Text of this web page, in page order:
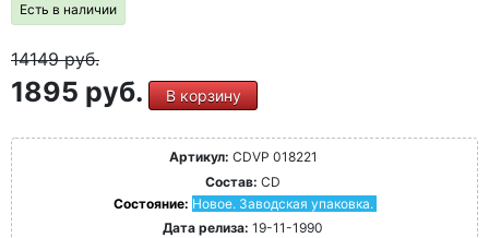
Есть в наличии
14149руб.
1895 руб. В корзину
Артикул: CDVP 018221
Состав: CD
Состояние: Новое. Заводская упаковка.
Дата релиза: 19-11-1990